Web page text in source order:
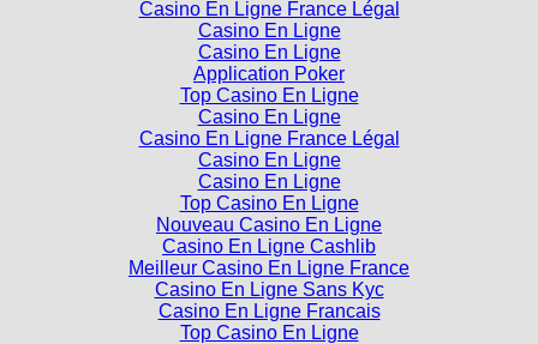
Casino En Ligne France Légal
Casino En Ligne
Casino En Ligne
Application Poker
Top Casino En Ligne
Casino En Ligne
Casino En Ligne France Légal
Casino En Ligne
Casino En Ligne
Top Casino En Ligne
Nouveau Casino En Ligne
Casino En Ligne Cashlib
Meilleur Casino En Ligne France
Casino En Ligne Sans Kyc
Casino En Ligne Francais
Top Casino En Ligne